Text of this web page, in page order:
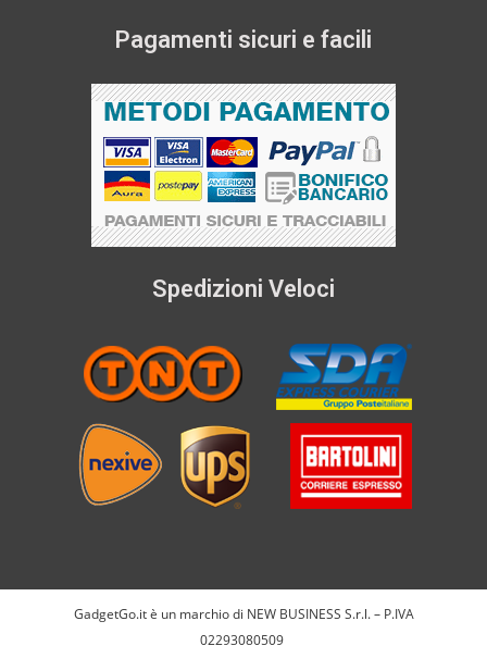
Pagamenti sicuri e facili
Spedizioni Veloci
GadgetGo.it è un marchio di NEW BUSINESS S.r.l. – P.IVA
02293080509